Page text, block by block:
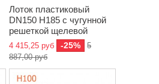
Лоток пластиковый
DN150 H185 с чугунной
решеткой щелевой
4 415,25 руб -25%
5
887,00 руб